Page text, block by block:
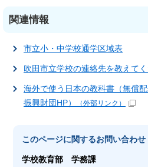
関連情報
市立小・中学校通学区域表
吹田市立学校の連絡先を教えてく
海外で使う日本の教科書（無償
振興財団HP）
（外部リンク）
このページに関するお問い合わせ
学校教育部学務課